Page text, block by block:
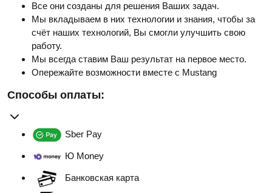
Все они созданы для решения Ваших задач.
Мы вкладываем в них технологии и знания, чтобы за
счёт наших технологий, Вы смогли улучшить свою
работу.
Мы всегда ставим Ваш результат на первое место.
Опережайте возможности вместе с Mustang
Способы оплаты:
Sber Pay
Ю Money
Банковская карта